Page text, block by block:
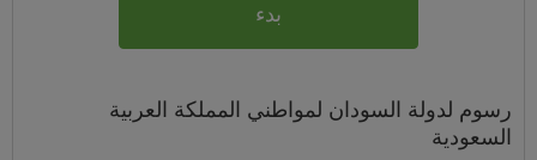
بدء
رسوم لدولة السودان لمواطني المملكة العربية
السعودية